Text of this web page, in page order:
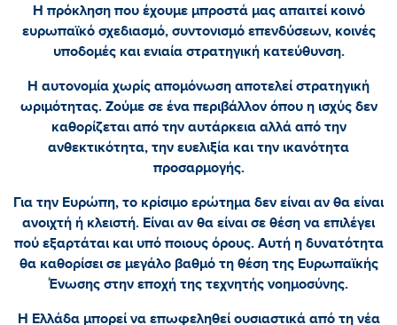
Η πρόκληση που έχουμε μπροστά μας απαιτεί κοινό
ευρωπαϊκό σχεδιασμό, συντονισμό επενδύσεων, κοινές
υποδομές και ενιαία στρατηγική κατεύθυνση.
Η αυτονομία χωρίς απομόνωση αποτελεί στρατηγική
ωριμότητας. Ζούμε σε ένα περιβάλλον όπου η ισχύς δεν
καθορίζεται από την αυτάρκεια αλλά από την
ανθεκτικότητα, την ευελιξία και την ικανότητα
προσαρμογής.
Για την Ευρώπη, το κρίσιμο ερώτημα δεν είναι αν θα είναι
ανοιχτή ή κλειστή. Είναι αν θα είναι σε θέση να επιλέγει
πού εξαρτάται και υπό ποιους όρους. Αυτή η δυνατότητα
θα καθορίσει σε μεγάλο βαθμό τη θέση της Ευρωπαϊκής
Ένωσης στην εποχή της τεχνητής νοημοσύνης.
Η Ελλάδα μπορεί να επωφεληθεί ουσιαστικά από τη νέα